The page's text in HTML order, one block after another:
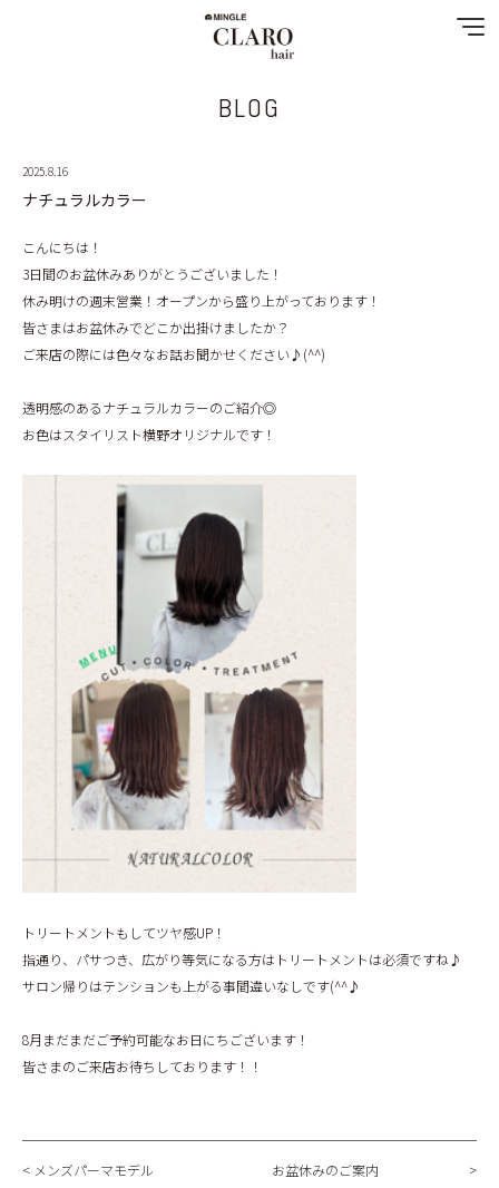
MENU
SHOP&STAFF
COUPON
GALLERY
SPECIAL MENU
BLOG
2025.8.16
ナチュラルカラー
こんにちは！
3日間のお盆休みありがとうございました！
休み明けの週末営業！オープンから盛り上がっております！
皆さまはお盆休みでどこか出掛けましたか？
ご来店の際には色々なお話お聞かせください♪(^^)
透明感のあるナチュラルカラーのご紹介◎
お色はスタイリスト横野オリジナルです！
トリートメントもしてツヤ感UP！
指通り、パサつき、広がり等気になる方はトリートメントは必須ですね♪
サロン帰りはテンションも上がる事間違いなしです(^^♪
8月まだまだご予約可能なお日にちございます！
皆さまのご来店お待ちしております！！
メンズパーマモデル お盆休みのご案内